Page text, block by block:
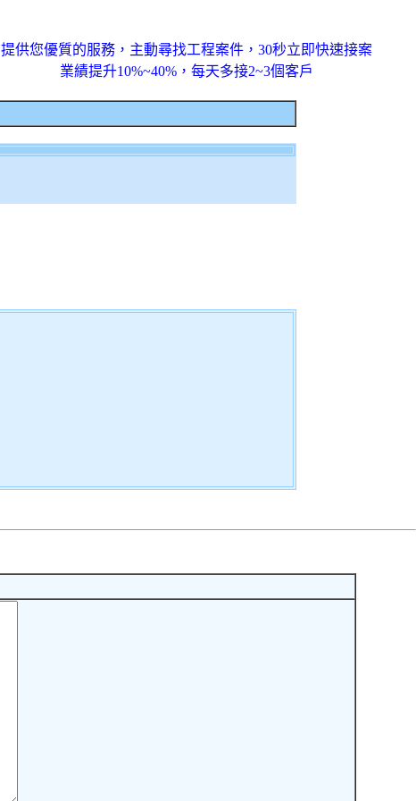
提供您優質的服務，主動尋找工程案件，30秒立即快速接案
業績提升10%~40%，每天多接2~3個客戶